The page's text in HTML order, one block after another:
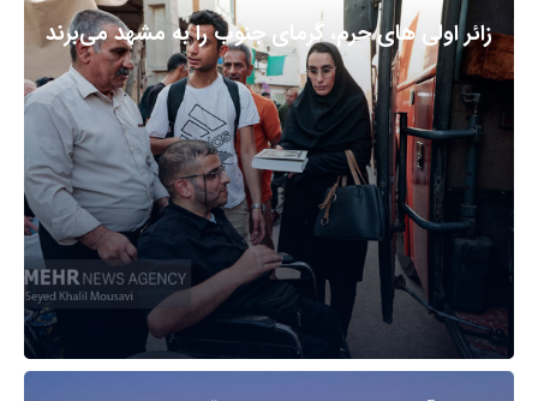
زائر اولی های حرم، گرمای جنوب را به مشهد می‌برند